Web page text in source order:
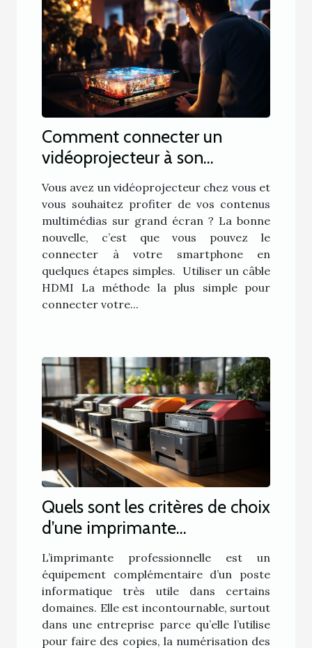
Comment connecter un
vidéoprojecteur à son
smartphone ?
Vous avez un vidéoprojecteur chez vous et
vous souhaitez profiter de vos contenus
multimédias sur grand écran ? La bonne
nouvelle, c’est que vous pouvez le
connecter à votre smartphone en
quelques étapes simples. Utiliser un câble
HDMI La méthode la plus simple pour
connecter votre...
Quels sont les critères de choix
d’une imprimante
professionnelle ?
L’imprimante professionnelle est un
équipement complémentaire d’un poste
informatique très utile dans certains
domaines. Elle est incontournable, surtout
dans une entreprise parce qu’elle l’utilise
pour faire des copies, la numérisation des